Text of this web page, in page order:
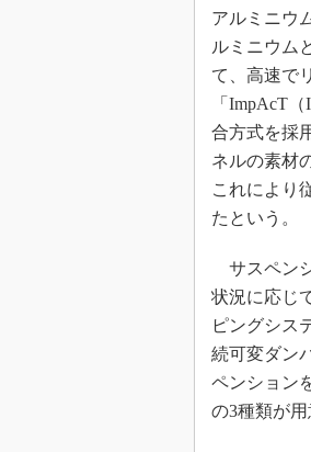
アルミニウ
ルミニウム
て、高速で
「ImpAcT
合方式を採
ネルの素材
これにより
たという。
サスペン
状況に応じ
ピングシス
続可変ダン
ペンション
の3種類が用